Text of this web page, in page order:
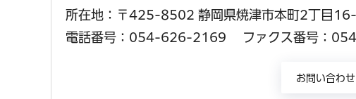
所在地：〒425-8502 静岡県焼津市本町2丁目16-
電話番号：054-626-2169
ファクス番号：